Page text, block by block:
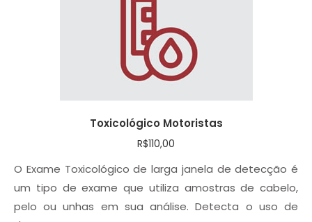
Toxicológico Motoristas
R$110,00
O Exame Toxicológico de larga janela de detecção é
um tipo de exame que utiliza amostras de cabelo,
pelo ou unhas em sua análise. Detecta o uso de